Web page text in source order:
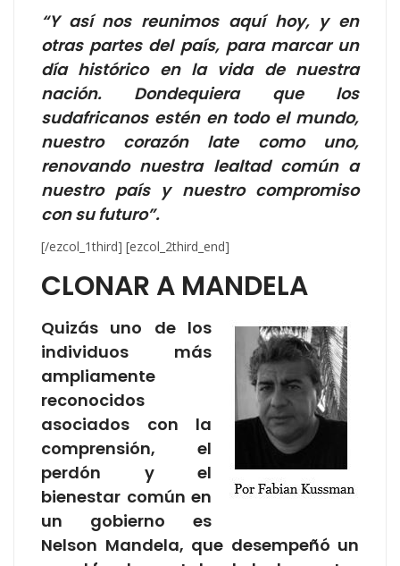
“Y así nos reunimos aquí hoy, y en
otras partes del país, para marcar un
día histórico en la vida de nuestra
nación. Dondequiera que los
sudafricanos estén en todo el mundo,
nuestro corazón late como uno,
renovando nuestra lealtad común a
nuestro país y nuestro compromiso
con su futuro”.
[/ezcol_1third] [ezcol_2third_end]
CLONAR A MANDELA
Quizás uno de los
individuos más
ampliamente
reconocidos
asociados con la
comprensión, el
perdón y el
bienestar común en
un gobierno es
Nelson Mandela, que desempeñó un